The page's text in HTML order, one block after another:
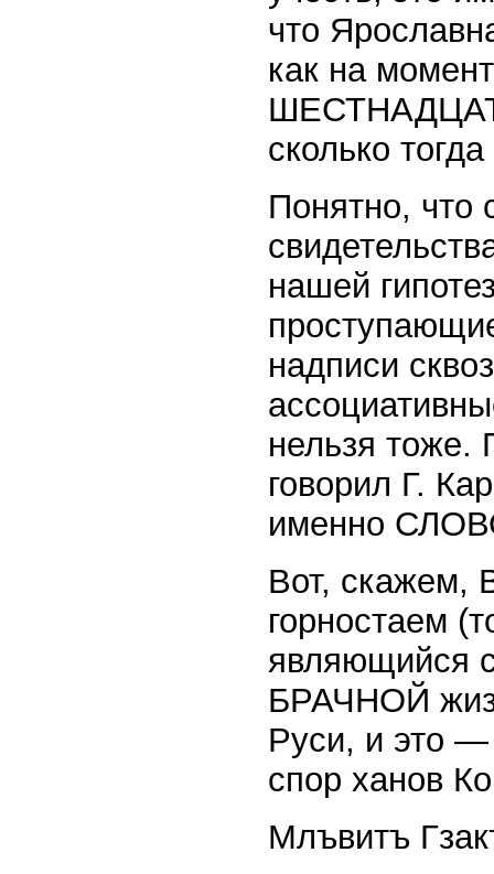
что
как на
сколько
Понятно, что
нашей
надписи
нельзя тоже.
говорил Г.
именно
Вот, скажем,
горностаем
являющийся
БРАЧНОЙ
Руси, и это
спор ханов
Млъвитъ